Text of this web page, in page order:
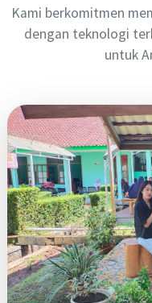
Kami berkomitmen
dengan teknologi
untuk